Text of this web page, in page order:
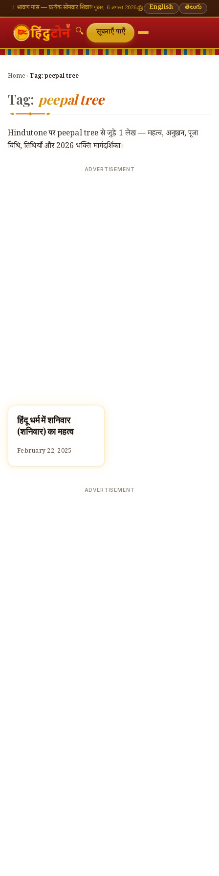
🪔 श्रावण मास — प्रत्येक सोमवार शिवालय दर्शन का महत्व🌸 गणेश चतुर्थी — भाद्रपद शुक्ल चतुर्थी⛩
गुरुवार, 6 अगस्त 2026 English తెలుగు
🔍 सूचनाएँ पाएँ
Home › Tag:peepal tree
Tag: peepal tree
Hindutone पर peepal tree से जुड़े 1 लेख — महत्व, अनुष्ठान, पूजा
विधि, तिथियाँ और 2026 भक्ति मार्गदर्शिका।
ADVERTISEMENT
HINDUISM
हिंदू धर्म में शनिवार
(शनिवार) का महत्व
February 22, 2025
ADVERTISEMENT